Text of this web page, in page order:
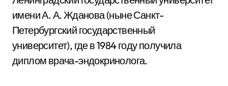
имени А. А. Жданова (ныне Санкт-
Петербургский государственный
университет), где в 1984 году получила
диплом врача-эндокринолога.